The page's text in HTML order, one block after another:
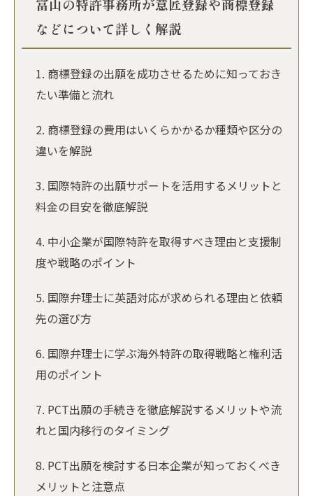
富山の特許事務所が意匠登録や商標登録
などについて詳しく解説
商標登録の出願を成功させるために知っておき
たい準備と流れ
商標登録の費用はいくらかかるか種類や区分の
違いを解説
国際特許の出願サポートを活用するメリットと
料金の目安を徹底解説
中小企業が国際特許を取得すべき理由と支援制
度や戦略のポイント
国際弁理士に英語対応が求められる理由と依頼
先の選び方
国際弁理士に学ぶ海外特許の取得戦略と権利活
用のポイント
PCT出願の手続きを徹底解説するメリットや流
れと国内移行のタイミング
PCT出願を検討する日本企業が知っておくべき
メリットと注意点